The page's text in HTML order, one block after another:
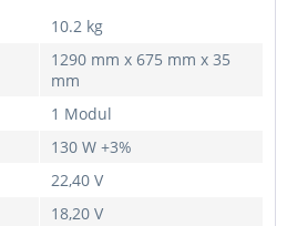
10.2 kg
1290 mm x 675 mm x 35
mm
1 Modul
130 W +3%
22,40 V
18,20 V